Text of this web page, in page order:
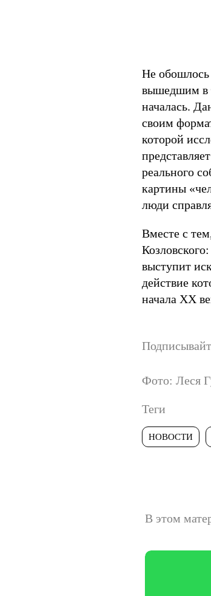
Не обошлось
вышедшим в
началась.
своим
которой
реального
картины
люди
Вместе с
выступит
действие
начала XX
Фото: Леся
Теги
НОВОСТИ
В этом